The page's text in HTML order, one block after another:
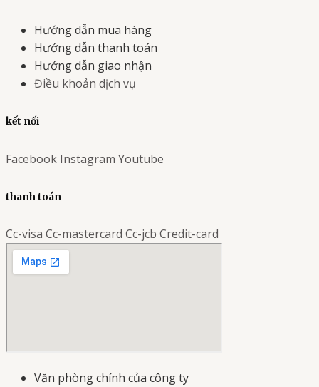
Hướng dẫn mua hàng
Hướng dẫn thanh toán
Hướng dẫn giao nhận
Điều khoản dịch vụ
kết nối
Facebook Instagram Youtube
thanh toán
Cc-visa Cc-mastercard Cc-jcb Credit-card
Văn phòng chính của công ty